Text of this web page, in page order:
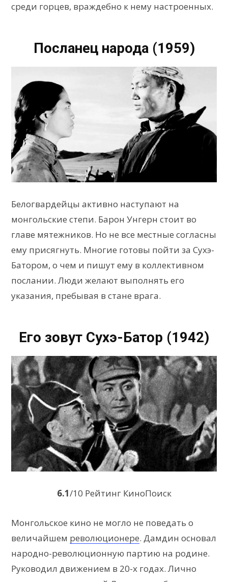
среди горцев, враждебно к нему настроенных.
Посланец народа (1959)
Белогвардейцы активно наступают на
монгольские степи. Барон Унгерн стоит во
главе мятежников. Но не все местные согласны
ему присягнуть. Многие готовы пойти за Сухэ-
Батором, о чем и пишут ему в коллективном
послании. Люди желают выполнять его
указания, пребывая в стане врага.
Его зовут Сухэ-Батор (1942)
6.1/10 Рейтинг КиноПоиск
Монгольское кино не могло не поведать о
величайшем революционере. Дамдин основал
народно-революционную партию на родине.
Руководил движением в 20-х годах. Лично